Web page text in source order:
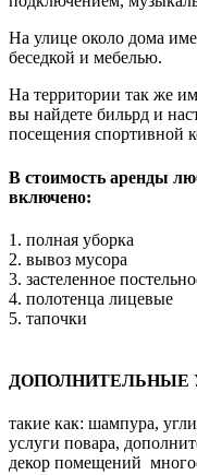
На улице около дома
беседкой и мебелью.
На территории так же
вы найдете бильрд и
посещения спортивной
В стоимость аренды
включено:
1. полная уборка
2. вывоз мусора
3. застеленное
4. полотенца лицевые
5. тапочки
ДОПОЛНИТЕЛЬНЫЕ
такие как: шампура,
услуги повара,
декор помещений